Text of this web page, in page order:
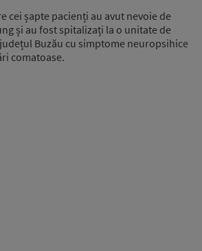
cei șapte pacienți au avut nevoie de
și au fost spitalizați la o unitate de
Buzău cu simptome neuropsihice
comatoase.